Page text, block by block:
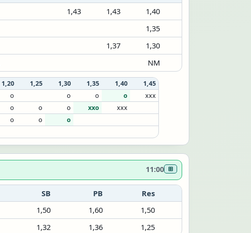
1,43 1,43
1,40
1,35
1,37
1,30
NM
1,20 1,25 1,30 1,35 1,40
1,45
o o o o
xxx
o o o xxo
xxx
o o
o
11:00 ⊞
SB PB
Res
1,50 1,60
1,50
1,32 1,36 1,25